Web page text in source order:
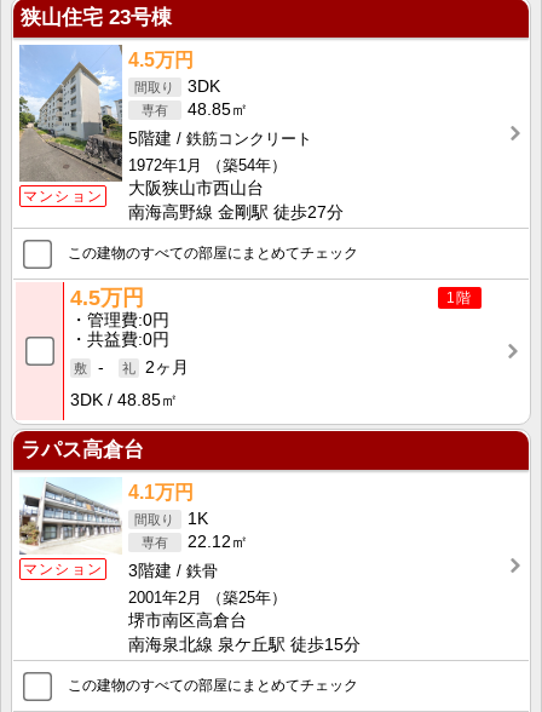
狭山住宅 23号棟
マンション
4.5万円
3DK
48.85㎡
5階建
鉄筋コンクリート
1972年1月
（築54年）
大阪狭山市西山台
南海高野線 金剛駅 徒歩27分
この建物のすべての部屋にまとめてチェック
1階
4.5万円
管理費 0円
共益費 0円
-
2ヶ月
3DK
48.85㎡
ラパス高倉台
マンション
4.1万円
1K
22.12㎡
3階建
鉄骨
2001年2月
（築25年）
堺市南区高倉台
南海泉北線 泉ケ丘駅 徒歩15分
この建物のすべての部屋にまとめてチェック